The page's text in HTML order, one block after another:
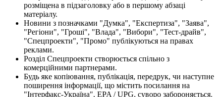
розміщена в підзаголовку або в першому абзаці
матеріалу.
Новини з позначками "Думка", "Експертиза", "Заява",
"Регіони", "Гроші", "Влада", "Вибори", "Тест-драйв",
"Спецпроекти", "Промо" публікуються на правах
реклами.
Розділ Спецпроекти створюється спільно з
комерційними партнерами.
Будь яке копіювання, публікація, передрук, чи наступне
поширення інформації, що містить посилання на
"Інтерфакс-Україна", EPA / UPG, суворо забороняється.